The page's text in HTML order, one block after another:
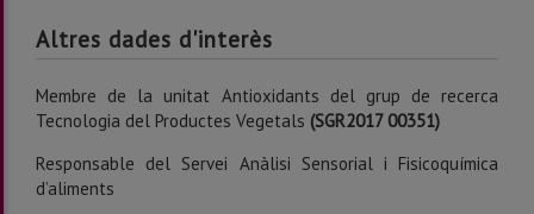
Altres dades d'interès
Membre de la unitat Antioxidants del grup de recerca
Tecnologia del Productes Vegetals (SGR2017 00351)
Responsable del Servei Anàlisi Sensorial i Fisicoquímica
d’aliments